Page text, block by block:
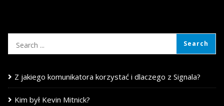
Z jakiego komunikatora korzystać i dlaczego z Signala?
Kim był Kevin Mitnick?